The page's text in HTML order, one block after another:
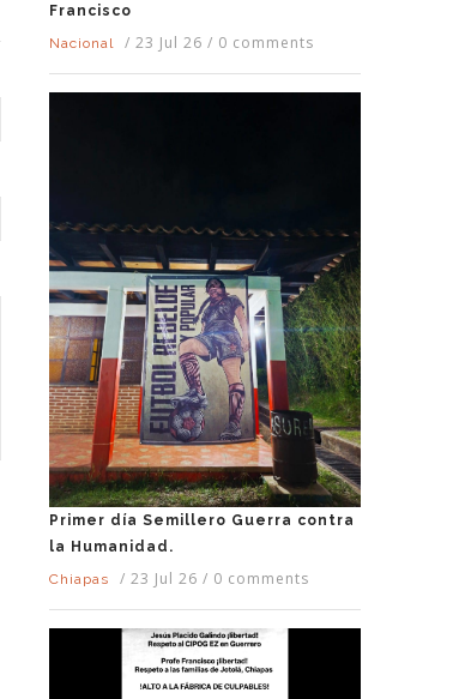
Francisco
Nacional
/ 23 Jul 26 / 0 comments
Primer día Semillero Guerra contra
la Humanidad.
Chiapas
/ 23 Jul 26 / 0 comments